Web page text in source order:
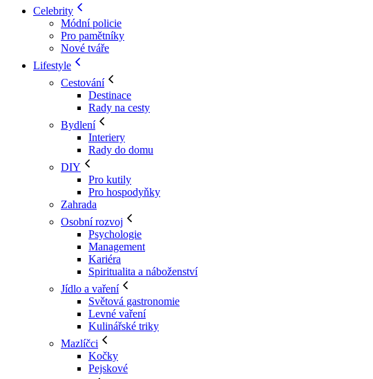
Celebrity
Módní policie
Pro pamětníky
Nové tváře
Lifestyle
Cestování
Destinace
Rady na cesty
Bydlení
Interiery
Rady do domu
DIY
Pro kutily
Pro hospodyňky
Zahrada
Osobní rozvoj
Psychologie
Management
Kariéra
Spiritualita a náboženství
Jídlo a vaření
Světová gastronomie
Levné vaření
Kulinářské triky
Mazlíčci
Kočky
Pejskové